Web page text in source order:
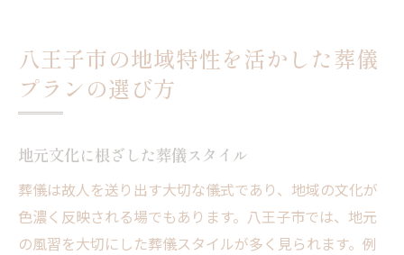
八王子市の地域特性を活かした葬儀
プランの選び方
地元文化に根ざした葬儀スタイル
葬儀は故人を送り出す大切な儀式であり、地域の文化が
色濃く反映される場でもあります。八王子市では、地元
の風習を大切にした葬儀スタイルが多く見られます。例